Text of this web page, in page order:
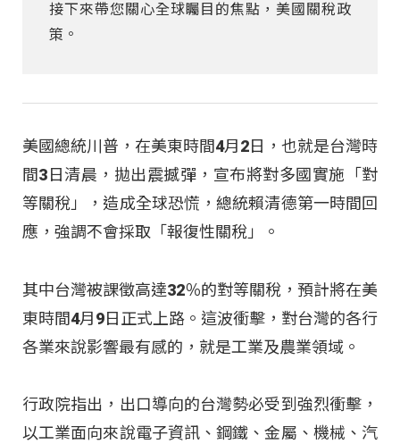
接下來帶您關心全球矚目的焦點，美國關稅政
策。
美國總統川普，在美東時間4月2日，也就是台灣時
間3日清晨，拋出震撼彈，宣布將對多國實施「對
等關稅」，造成全球恐慌，總統賴清德第一時間回
應，強調不會採取「報復性關稅」。
其中台灣被課徵高達32％的對等關稅，預計將在美
東時間4月9日正式上路。這波衝擊，對台灣的各行
各業來說影響最有感的，就是工業及農業領域。
行政院指出，出口導向的台灣勢必受到強烈衝擊，
以工業面向來說電子資訊、鋼鐵、金屬、機械、汽